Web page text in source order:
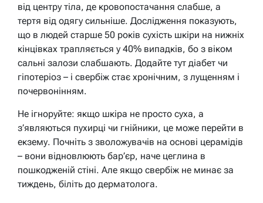
від центру тіла, де кровопостачання слабше, а
тертя від одягу сильніше. Дослідження показують,
що в людей старше 50 років сухість шкіри на нижніх
кінцівках трапляється у 40% випадків, бо з віком
сальні залози слабшають. Додайте тут діабет чи
гіпотеріоз – і свербіж стає хронічним, з лущенням і
почервонінням.
Не ігноруйте: якщо шкіра не просто суха, а
з’являються пухирці чи гнійники, це може перейти в
екзему. Почніть з зволожувачів на основі церамідів
– вони відновлюють бар’єр, наче цеглина в
пошкодженій стіні. Але якщо свербіж не минає за
тиждень, біліть до дерматолога.